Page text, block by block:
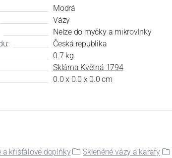
Modrá
Vázy
Nelze do myčky a mikrovlnky
Česká republika
0.7 kg
Sklárna Květná 1794
0.0 x 0.0 x 0.0 cm
a křišťálové doplňky
Skleněné vázy a karafy